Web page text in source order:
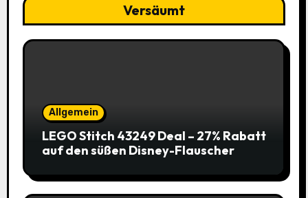
Versäumt
Allgemein
LEGO Stitch 43249 Deal – 27% Rabatt
auf den süßen Disney-Flauscher